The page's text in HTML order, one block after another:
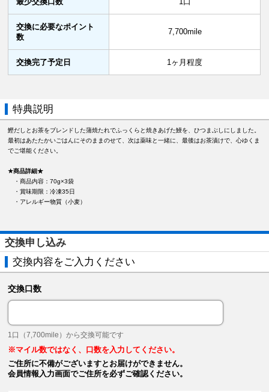
交換に必要なポイント
数
7,700mile
交換完了予定日 1ヶ月程度
特典説明
鰹だしとお茶をブレンドした蒲焼たれでふっくらと焼きあげた鰻を、ひつまぶしにしました。
最初はあたたかいごはんにそのままのせて、次は薬味と一緒に、最後はお茶漬けで、心ゆくま
でご堪能ください。
★商品詳細★
・商品内容：70g×3袋
・賞味期限：冷凍35日
・アレルギー物質（小麦）
交換申し込み
交換内容をご入力ください
交換口数
1口（7,700mile）から交換可能です
※マイル数ではなく、口数を入力してください。
ご住所に不備がございますとお届けができません。
会員情報入力画面でご住所を必ずご確認ください。